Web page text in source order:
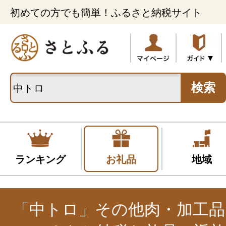
初めての方でも簡単！ふるさと納税サイト
検索
ランキング お礼品 地域
「中トロ」その他肉・加工